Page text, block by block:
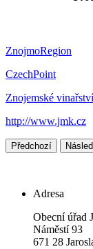
ZnojmoRegion
CzechPoint
Znojemské vinařství
http://www.jmk.cz
Předchozí
Adresa
Obecní úřad
Náměstí 93
671 28